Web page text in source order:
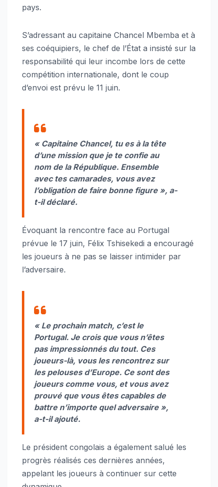
pays.
S’adressant au capitaine Chancel Mbemba et à
ses coéquipiers, le chef de l’État a insisté sur la
responsabilité qui leur incombe lors de cette
compétition internationale, dont le coup
d’envoi est prévu le 11 juin.
« Capitaine Chancel, tu es à la tête
d’une mission que je te confie au
nom de la République. Ensemble
avec tes camarades, vous avez
l’obligation de faire bonne figure », a-
t-il déclaré.
Évoquant la rencontre face au Portugal
prévue le 17 juin, Félix Tshisekedi a encouragé
les joueurs à ne pas se laisser intimider par
l’adversaire.
« Le prochain match, c’est le
Portugal. Je crois que vous n’êtes
pas impressionnés du tout. Ces
joueurs-là, vous les rencontrez sur
les pelouses d’Europe. Ce sont des
joueurs comme vous, et vous avez
prouvé que vous êtes capables de
battre n’importe quel adversaire »,
a-t-il ajouté.
Le président congolais a également salué les
progrès réalisés ces dernières années,
appelant les joueurs à continuer sur cette